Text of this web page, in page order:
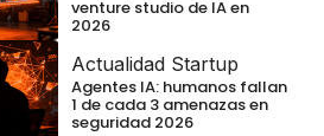
venture studio de IA en
2026
Actualidad Startup
Agentes IA: humanos fallan
1 de cada 3 amenazas en
seguridad 2026